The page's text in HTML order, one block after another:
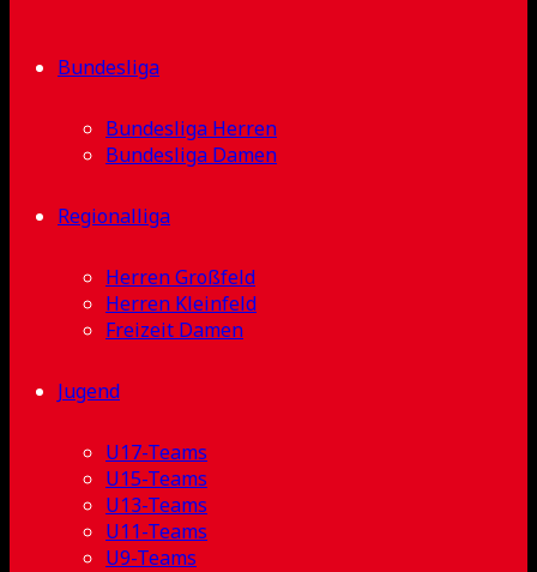
Bundesliga
Bundesliga Herren
Bundesliga Damen
Regionalliga
Herren Großfeld
Herren Kleinfeld
Freizeit Damen
Jugend
U17-Teams
U15-Teams
U13-Teams
U11-Teams
U9-Teams